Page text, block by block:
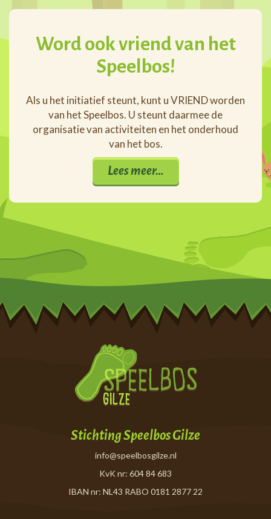
Word ook vriend van het
Speelbos!
Als u het initiatief steunt, kunt u VRIEND worden
van het Speelbos. U steunt daarmee de
organisatie van activiteiten en het onderhoud
van het bos.
Lees meer…
Stichting Speelbos Gilze
info@speelbosgilze.nl
KvK nr: 604 84 683
IBAN nr: NL43 RABO 0181 2877 22